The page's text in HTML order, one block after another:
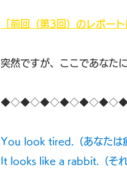
［前回（第3回）のレポート
突然ですが、ここであなた
You look tired.（あなたは
It looks like a rabbit.（そ